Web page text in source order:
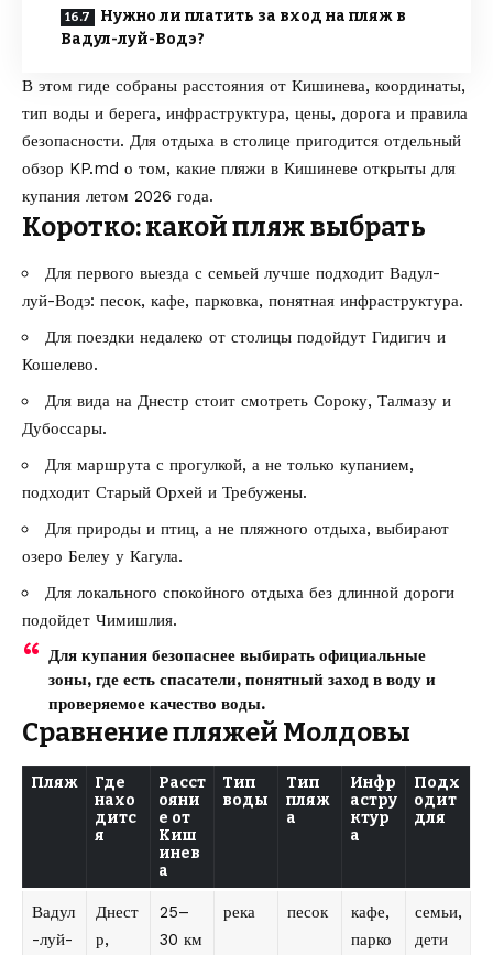
Нужно ли платить за вход на пляж в
Вадул-луй-Водэ?
В этом гиде собраны расстояния от Кишинева, координаты,
тип воды и берега, инфраструктура, цены, дорога и правила
безопасности. Для отдыха в столице пригодится отдельный
обзор KP.md о том, какие пляжи в Кишиневе открыты для
купания летом 2026 года.
Коротко: какой пляж выбрать
Для первого выезда с семьей лучше подходит Вадул-
луй-Водэ: песок, кафе, парковка, понятная инфраструктура.
Для поездки недалеко от столицы подойдут Гидигич и
Кошелево.
Для вида на Днестр стоит смотреть Сороку, Талмазу и
Дубоссары.
Для маршрута с прогулкой, а не только купанием,
подходит Старый Орхей и Требужены.
Для природы и птиц, а не пляжного отдыха, выбирают
озеро Белеу у Кагула.
Для локального спокойного отдыха без длинной дороги
подойдет Чимишлия.
Для купания безопаснее выбирать официальные
зоны, где есть спасатели, понятный заход в воду и
проверяемое качество воды.
Сравнение пляжей Молдовы
Пляж
Где
нахо
дитс
я
Расст
ояни
е от
Киш
инев
а
Тип
воды
Тип
пляж
а
Инфр
астру
ктур
а
Подх
одит
для
Вадул
-луй-
Днест
р,
25–
30 км
река песок
кафе,
парко
семьи,
дети